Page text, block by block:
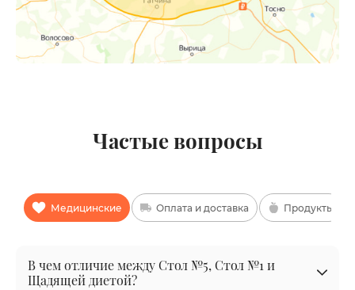
Частые вопросы
Медицинские Оплата и доставка Продукты
В чем отличие между Стол №5, Стол №1 и
Щадящей диетой?